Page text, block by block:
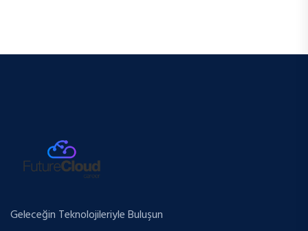
Geleceğin Teknolojileriyle Buluşun